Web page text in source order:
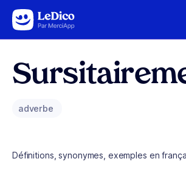
Aller au contenu
adverbe
Définitions, synonymes, exemples en